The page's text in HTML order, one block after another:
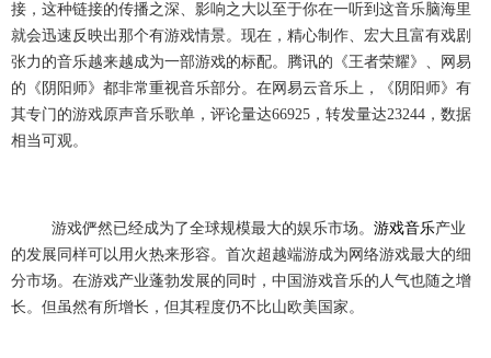
接，这种链接的传播之深、影响之大以至于你在一听到这音乐脑海里
就会迅速反映出那个有游戏情景。现在，精心制作、宏大且富有戏剧
张力的音乐越来越成为一部游戏的标配。腾讯的《王者荣耀》、网易
的《阴阳师》都非常重视音乐部分。在网易云音乐上，《阴阳师》有
其专门的游戏原声音乐歌单，评论量达66925，转发量达23244，数据
相当可观。
游戏俨然已经成为了全球规模最大的娱乐市场。 游戏音乐产业
的发展同样可以用火热来形容。首次超越端游成为网络游戏最大的细
分市场。在游戏产业蓬勃发展的同时，中国游戏音乐的人气也随之增
长。但虽然有所增长，但其程度仍不比山欧美国家。